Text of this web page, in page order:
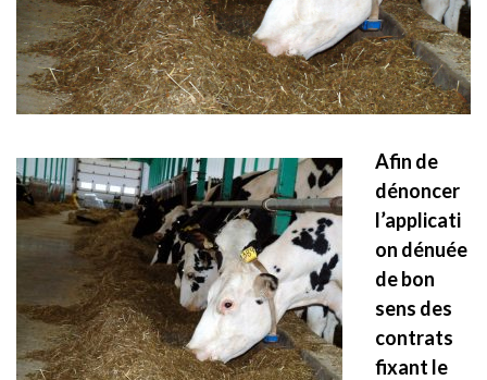
Afin de
dénoncer
l’applicati
on dénuée
de bon
sens des
contrats
fixant le